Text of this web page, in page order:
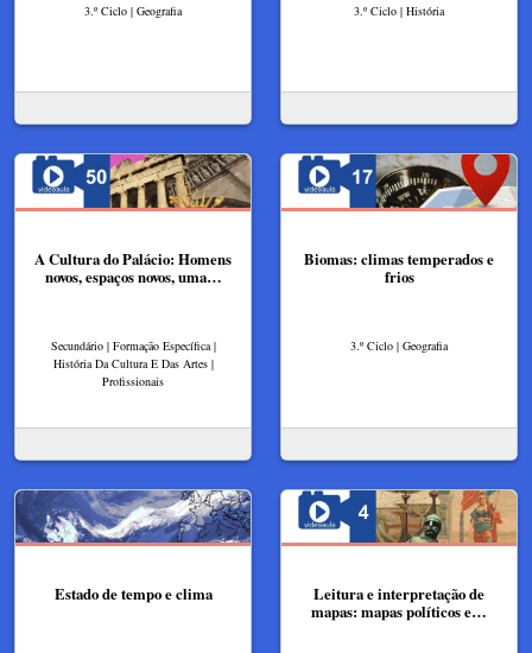
3.º Ciclo | Geografia 3.º Ciclo | História
A Cultura do Palácio: Homens
novos, espaços novos, uma…
Secundário | Formação Específica |
História Da Cultura E Das Artes |
Profissionais
Biomas: climas temperados e
frios
3.º Ciclo | Geografia
Estado de tempo e clima
Leitura e interpretação de
mapas: mapas políticos e…